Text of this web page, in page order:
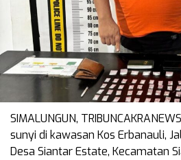
SIMALUNGUN,
sunyi di kawasan Kos Erbanauli,
Desa Siantar Estate, Kecamatan